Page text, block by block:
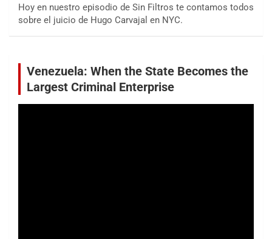
Hoy en nuestro episodio de Sin Filtros te contamos todos
sobre el juicio de Hugo Carvajal en NYC.
Venezuela: When the State Becomes the
Largest Criminal Enterprise